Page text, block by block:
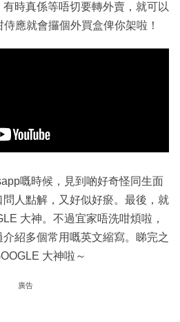
時真係等唔切要轉外賣，就可以
應就會攞個外買盒俾你架啦！
嘅時候，見到啲好奇怪同生面
人點解，又好似好瘀。最後，就
大神。不過宜家唔洗咁煩啦，
紹多個常用嘅英文縮寫。睇完之
大神啦～
廣告